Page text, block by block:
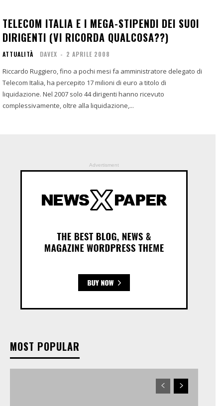
TELECOM ITALIA E I MEGA-STIPENDI DEI SUOI
DIRIGENTI (VI RICORDA QUALCOSA??)
ATTUALITÀ DAVEX - 2 APRILE 2008
Riccardo Ruggiero, fino a pochi mesi fa amministratore delegato di
Telecom Italia, ha percepito 17 milioni di euro a titolo di
liquidazione. Nel 2007 solo 44 dirigenti hanno ricevuto
complessivamente, oltre alla liquidazione,...
Advertisment
MOST POPULAR